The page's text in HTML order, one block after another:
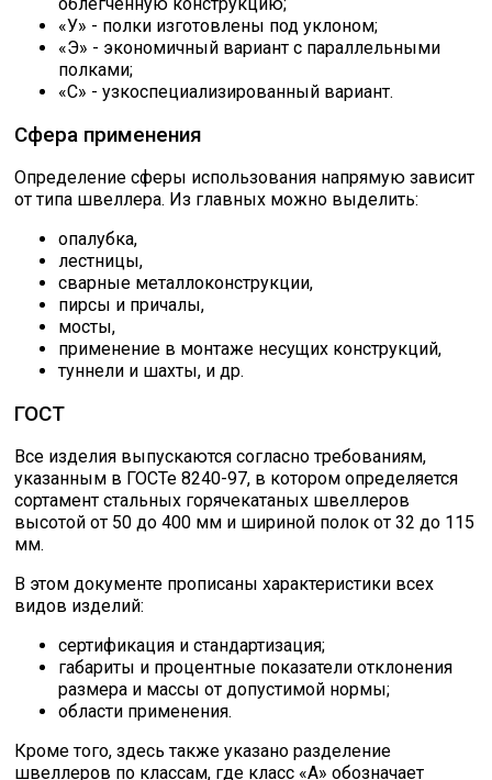
«У» - полки изготовлены под уклоном;
«Э» - экономичный вариант с параллельными
полками;
«С» - узкоспециализированный вариант.
Сфера применения
Определение сферы использования напрямую зависит
от типа швеллера. Из главных можно выделить:
опалубка,
лестницы,
сварные металлоконструкции,
пирсы и причалы,
мосты,
применение в монтаже несущих конструкций,
туннели и шахты, и др.
ГОСТ
Все изделия выпускаются согласно требованиям,
указанным в ГОСТе 8240-97, в котором определяется
сортамент стальных горячекатаных швеллеров
высотой от 50 до 400 мм и шириной полок от 32 до 115
мм.
В этом документе прописаны характеристики всех
видов изделий:
сертификация и стандартизация;
габариты и процентные показатели отклонения
размера и массы от допустимой нормы;
области применения.
Кроме того, здесь также указано разделение
швеллеров по классам, где класс «А» обозначает